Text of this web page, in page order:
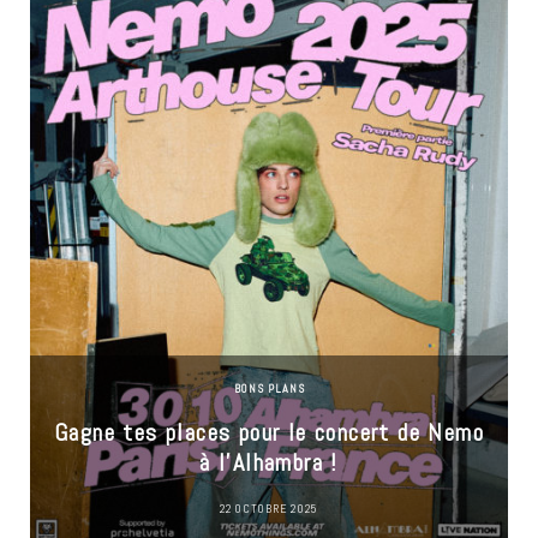
BONS PLANS
Gagne tes places pour le concert de Nemo
à l’Alhambra !
22 OCTOBRE 2025